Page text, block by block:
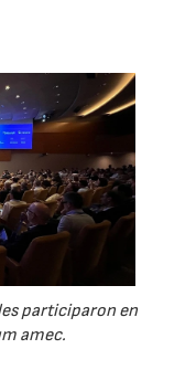
participaron en
amec.